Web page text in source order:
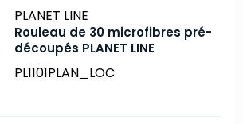
Marque
PLANET LINE
Rouleau de 30 microfibres pré-
découpés PLANET LINE
PL1101PLAN_LOC